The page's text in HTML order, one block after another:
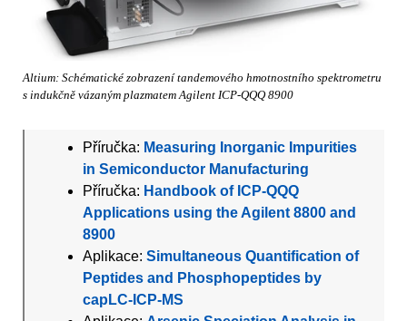
Altium: Schématické zobrazení tandemového hmotnostního spektrometru
s indukčně vázaným plazmatem Agilent ICP-QQQ 8900
Příručka: Measuring Inorganic Impurities
in Semiconductor Manufacturing
Příručka: Handbook of ICP-QQQ
Applications using the Agilent 8800 and
8900
Aplikace:Simultaneous Quantification of
Peptides and Phosphopeptides by
capLC-ICP-MS